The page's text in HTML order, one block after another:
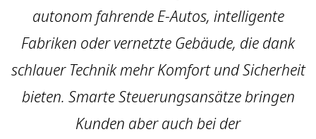
autonom fahrende E-Autos, intelligente
Fabriken oder vernetzte Gebäude, die dank
schlauer Technik mehr Komfort und Sicherheit
bieten. Smarte Steuerungsansätze bringen
Kunden aber auch bei der